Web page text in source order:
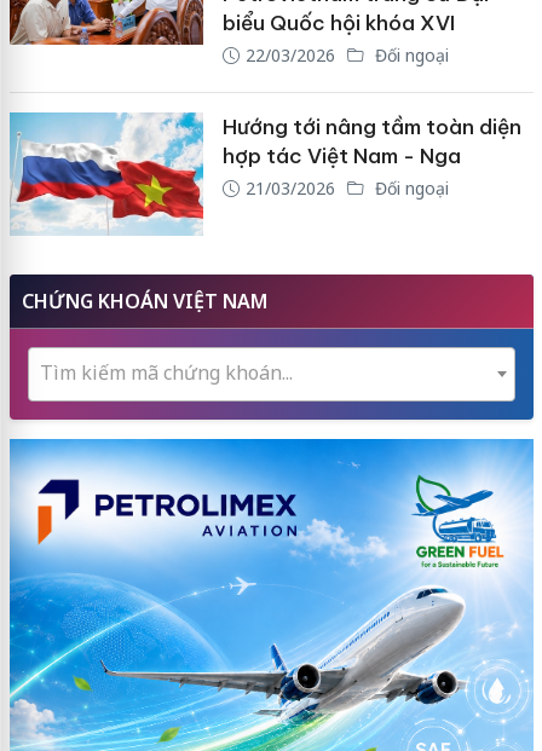
biểu Quốc hội khóa XVI
22/03/2026 Đối ngoại
Hướng tới nâng tầm toàn diện
hợp tác Việt Nam - Nga
21/03/2026 Đối ngoại
CHỨNG KHOÁN VIỆT NAM
Tìm kiếm mã chứng khoán...